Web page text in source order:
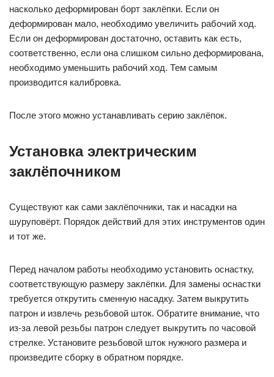
насколько деформирован борт заклёпки. Если он
деформирован мало, необходимо увеличить рабочий ход.
Если он деформирован достаточно, оставить как есть,
соответственно, если она слишком сильно деформирована,
необходимо уменьшить рабочий ход. Тем самым
производится калибровка.
После этого можно устанавливать серию заклёпок.
Установка электрическим
заклёпочником
Существуют как сами заклёпочники, так и насадки на
шуруповёрт. Порядок действий для этих инструментов один
и тот же.
Перед началом работы необходимо установить оснастку,
соответствующую размеру заклёпки. Для замены оснастки
требуется открутить сменную насадку. Затем выкрутить
патрон и извлечь резьбовой шток. Обратите внимание, что
из-за левой резьбы патрон следует выкрутить по часовой
стрелке. Установите резьбовой шток нужного размера и
произведите сборку в обратном порядке.